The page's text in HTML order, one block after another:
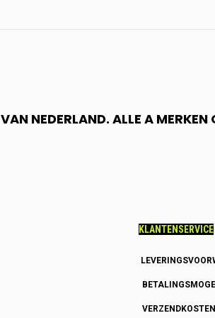
VAN NEDERLAND. ALLE A
KLANTENSERVICE
VERZENDKOSTEN